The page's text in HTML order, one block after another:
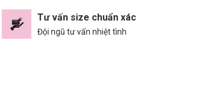
Tư vấn size chuẩn xác
Đội ngũ tư vấn nhiệt tình